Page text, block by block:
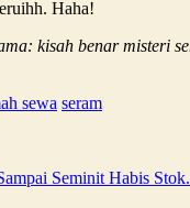
Haha!
kisah benar misteri
sewa seram
Seminit Habis